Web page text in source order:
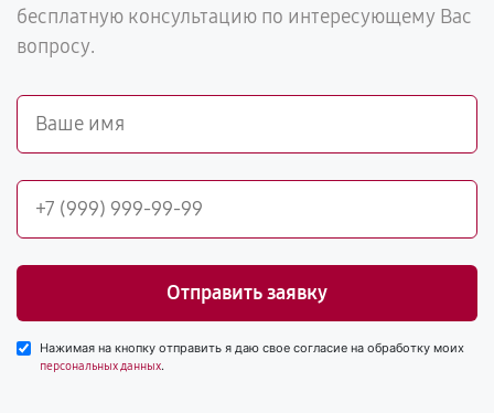
бесплатную консультацию по интересующему Вас
вопросу.
Отправить заявку
Нажимая на кнопку отправить я даю свое согласие на обработку моих
персональных данных.